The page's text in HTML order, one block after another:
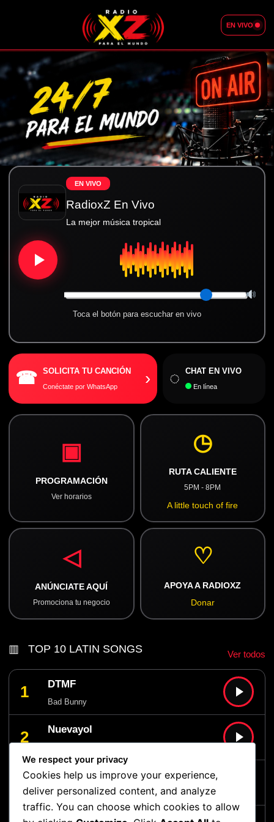
EN VIVO
EN VIVO
RadioxZ En Vivo
La mejor música tropical
Toca el botón para escuchar en vivo
☎ SOLICITA TU CANCIÓN
Conéctate por WhatsApp › ◌ CHAT EN VIVO
En línea
▣
PROGRAMACIÓN
Ver horarios
◷
RUTA CALIENTE
5PM - 8PM
A little touch of fire
◁
ANÚNCIATE AQUÍ
Promociona tu negocio
♡
APOYA A RADIOXZ
Donar
▥ TOP 10 LATIN SONGS Ver todos
1 DTMF
Bad Bunny
2 Nuevayol
3 Matadora
Karol G
We respect your privacy
Cookies help us improve your experience,
deliver personalized content, and analyze
traffic. You can choose which cookies to allow